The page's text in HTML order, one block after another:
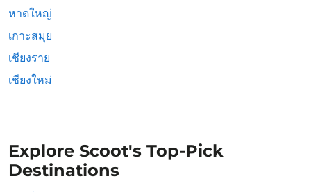
หาดใหญ่
เกาะสมุย
เชียงราย
เชียงใหม่
Explore Scoot's Top-Pick
Destinations